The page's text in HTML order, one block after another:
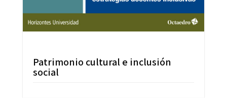
Patrimonio cultural e inclusión
social